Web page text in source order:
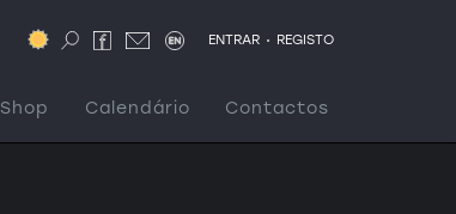
ENTRAR . REGISTO
Shop Calendário Contactos